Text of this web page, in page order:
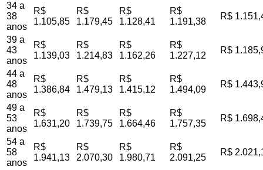
34 a
38
anos
R$
1.105,85
R$
1.179,45
R$
1.128,41
R$
1.191,38
R$
39 a
43
anos
R$
1.139,03
R$
1.214,83
R$
1.162,26
R$
1.227,12
R$
44 a
48
anos
R$
1.386,84
R$
1.479,13
R$
1.415,12
R$
1.494,09
R$
49 a
53
anos
R$
1.631,20
R$
1.739,75
R$
1.664,46
R$
1.757,35
R$
54 a
58
anos
R$
1.941,13
R$
2.070,30
R$
1.980,71
R$
2.091,25
R$